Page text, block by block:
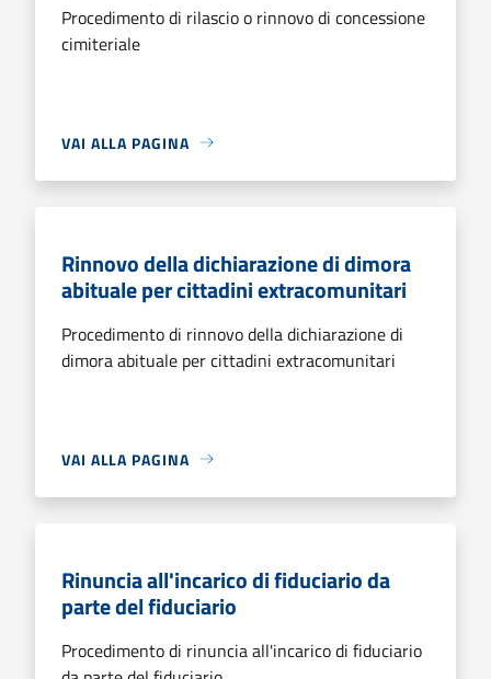
Procedimento di rilascio o rinnovo di concessione
cimiteriale
VAI ALLA PAGINA
Rinnovo della dichiarazione di dimora
abituale per cittadini extracomunitari
Procedimento di rinnovo della dichiarazione di
dimora abituale per cittadini extracomunitari
VAI ALLA PAGINA
Rinuncia all'incarico di fiduciario da
parte del fiduciario
Procedimento di rinuncia all'incarico di fiduciario